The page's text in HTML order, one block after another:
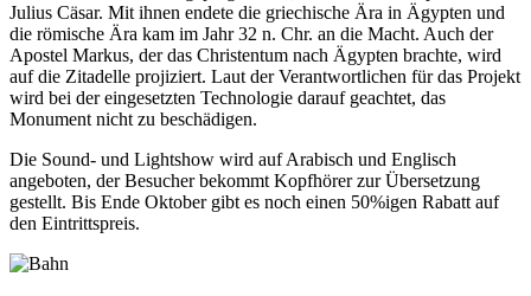
Julius Cäsar. Mit ihnen endete die griechische Ära in Ägypten und
die römische Ära kam im Jahr 32 n. Chr. an die Macht. Auch der
Apostel Markus, der das Christentum nach Ägypten brachte, wird
auf die Zitadelle projiziert. Laut der Verantwortlichen für das Projekt
wird bei der eingesetzten Technologie darauf geachtet, das
Monument nicht zu beschädigen.
Die Sound- und Lightshow wird auf Arabisch und Englisch
angeboten, der Besucher bekommt Kopfhörer zur Übersetzung
gestellt. Bis Ende Oktober gibt es noch einen 50%igen Rabatt auf
den Eintrittspreis.